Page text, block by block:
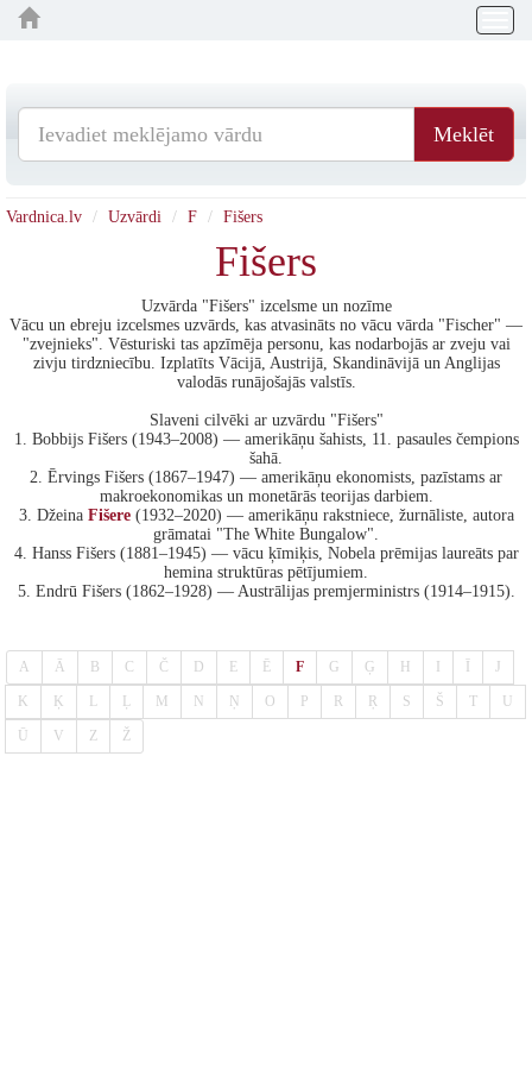
Meklēt
Vardnica.lv Uzvārdi F Fišers
Fišers
Uzvārda "Fišers" izcelsme un nozīme
Vācu un ebreju izcelsmes uzvārds, kas atvasināts no vācu vārda "Fischer" —
"zvejnieks". Vēsturiski tas apzīmēja personu, kas nodarbojās ar zveju vai
zivju tirdzniecību. Izplatīts Vācijā, Austrijā, Skandināvijā un Anglijas
valodās runājošajās valstīs.
Slaveni cilvēki ar uzvārdu "Fišers"
1. Bobbijs Fišers (1943–2008) — amerikāņu šahists, 11. pasaules čempions
šahā.
2. Ērvings Fišers (1867–1947) — amerikāņu ekonomists, pazīstams ar
makroekonomikas un monetārās teorijas darbiem.
3. Džeina Fišere(1932–2020) — amerikāņu rakstniece, žurnāliste, autora
grāmatai "The White Bungalow".
4. Hanss Fišers (1881–1945) — vācu ķīmiķis, Nobela prēmijas laureāts par
hemina struktūras pētījumiem.
5. Endrū Fišers (1862–1928) — Austrālijas premjerministrs (1914–1915).
A Ā B C Č D E Ē F G Ģ H J
K Ķ L Ļ M N Ņ O P R Ŗ S Š T U
Ū V Z Ž